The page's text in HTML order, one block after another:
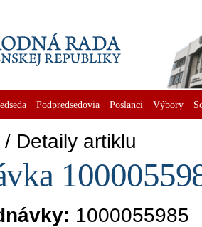
Podpredsedovia Poslanci Výbory
Detaily artiklu
1000055985